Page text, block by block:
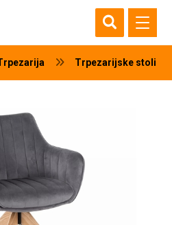
Trpezarijske stolice